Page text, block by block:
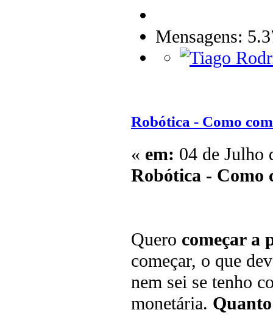
Mensagens:
Robótica - Como
« em: 04 de Julho
Robótica - Como
Quero começar a
começar, o que
nem sei se tenho
monetária.